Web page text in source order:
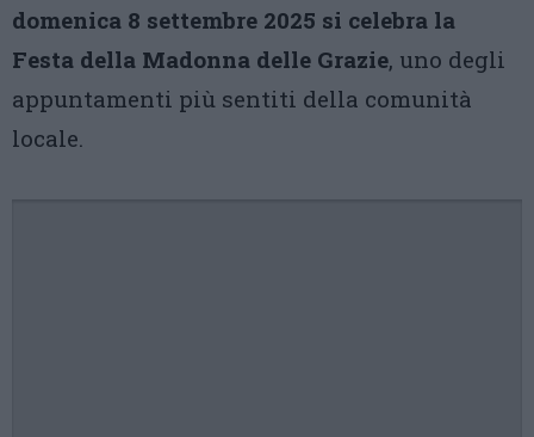
domenica 8 settembre 2025 si celebra la
Festa della Madonna delle Grazie, uno degli
appuntamenti più sentiti della comunità
locale.